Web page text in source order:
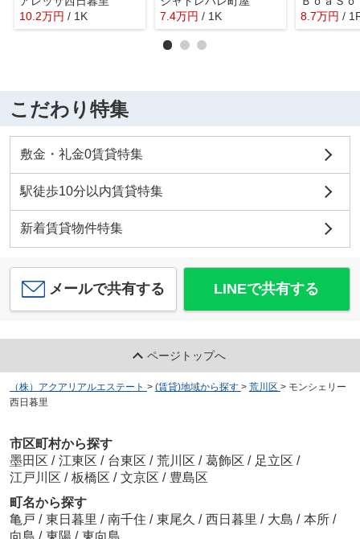
10.2万円 / 1K
7.4万円 / 1K 8.7万円 /
こだわり特集
敷金・礼金0賃貸特集
駅徒歩10分以内賃貸特集
新着賃貸物件特集
メールで共有する LINEで共有する
ページトップへ
（株）アクアリアルエステート > (賃貸)地域から探す > 荒川区 > モンシェリー
西日暮里
市区町村から探す
墨田区 / 江東区 / 台東区 / 荒川区 / 葛飾区 / 足立区 /
江戸川区 / 板橋区 / 文京区 / 豊島区
町名から探す
亀戸 / 東日暮里 / 南千住 / 東尾久 / 西日暮里 / 大島 / 本所 /
向島 / 東陽 / 東向島